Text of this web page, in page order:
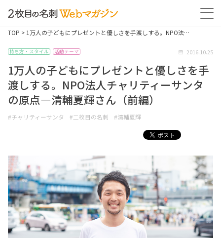
TOP > 1万人の子どもにプレゼントと優しさを手渡しする。NPO法…
持ち方・スタイル 活動テーマ 2016.10.25
1万人の子どもにプレゼントと優しさを手
渡しする。NPO法人チャリティーサンタ
の原点―清輔夏輝さん（前編）
#チャリティーサンタ #二枚目の名刺 #清輔夏輝